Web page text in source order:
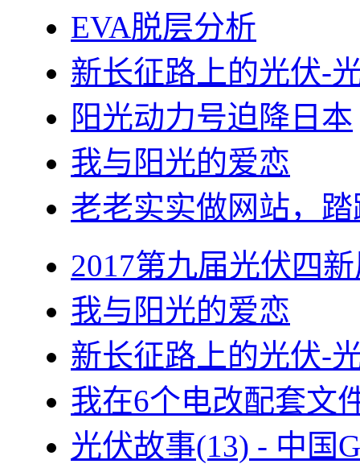
EVA脱层分析
新长征路上的光伏-
阳光动力号迫降日本
我与阳光的爱恋
老老实实做网站，
2017第九届光伏四
我与阳光的爱恋
新长征路上的光伏-
我在6个电改配套文
光伏故事(13) - 中国